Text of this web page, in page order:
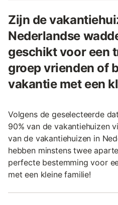
Zijn de
Nederlandse
geschikt voor een
groep vrienden of
vakantie met een
Volgens de geselecteerde
90% van de vakantiehuizen
van de vakantiehuizen in
hebben minstens twee
perfecte bestemming voor
met een kleine familie!